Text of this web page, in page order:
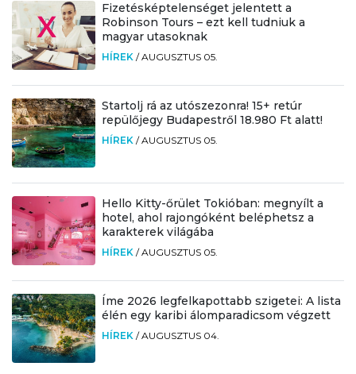
Fizetésképtelenséget jelentett a
Robinson Tours – ezt kell tudniuk a
magyar utasoknak
HÍREK /AUGUSZTUS 05.
Startolj rá az utószezonra! 15+ retúr
repülőjegy Budapestről 18.980 Ft alatt!
HÍREK /AUGUSZTUS 05.
Hello Kitty-őrület Tokióban: megnyílt a
hotel, ahol rajongóként beléphetsz a
karakterek világába
HÍREK /AUGUSZTUS 05.
Íme 2026 legfelkapottabb szigetei: A lista
élén egy karibi álomparadicsom végzett
HÍREK /AUGUSZTUS 04.